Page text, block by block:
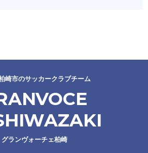
崎市のサッカークラブチーム
グランヴォーチェ柏崎